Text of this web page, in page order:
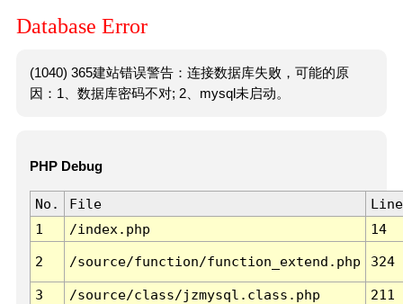
Database Error
(1040) 365建站错误警告：连接数据库失败，可能的原
因：1、数据库密码不对; 2、mysql未启动。
PHP Debug
No. File
Line
1
/index.php 14
2 /source/function/function_extend.php 324
3 /source/class/jzmysql.class.php
211